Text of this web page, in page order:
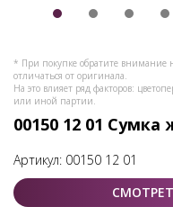
* При покупке обратите внимание
отличаться от оригинала.
На это влияет ряд факторов:
или иной партии.
00150 12 01 Сумка
Артикул: 00150 12 01